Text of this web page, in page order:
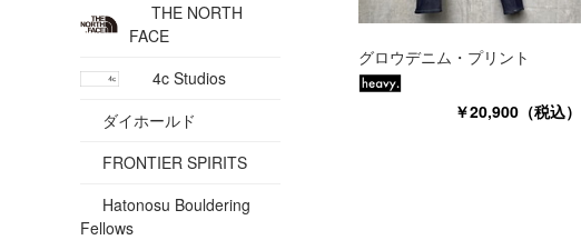
THE NORTH
FACE
4c Studios
ダイホールド
FRONTIER SPIRITS
Hatonosu Bouldering
Fellows
グロウデニム・プリント
￥20,900（税込）